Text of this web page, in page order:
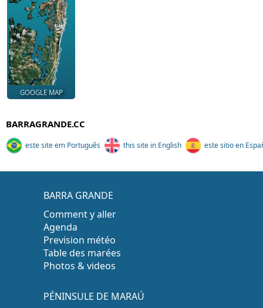
GOOGLE MAP
BARRAGRANDE.CC
este site em Português this site in English este sitio en
BARRA GRANDE
Comment y aller
Agenda
Prevision météo
Table des marées
Photos & videos
PÉNINSULE DE MARAÚ